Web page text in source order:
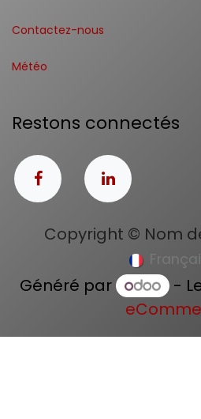
Contactez-nous
Météo
Restons connectés
Copyright © Nom
Généré par -